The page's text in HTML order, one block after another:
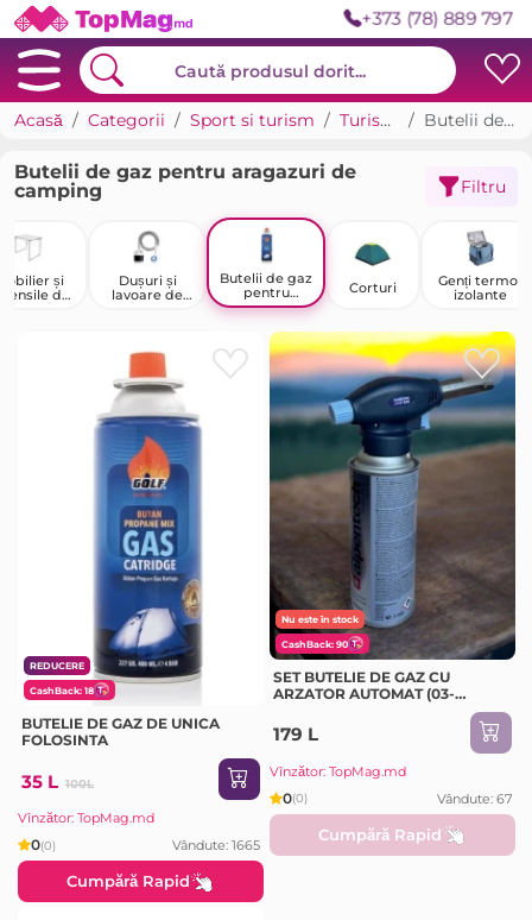
+373 (78) 889 797
Acasă Categorii Sport si turism Turism și recreere în aer liber Butelii de gaz pentru aragazuri de camping
Butelii de gaz pentru aragazuri de
camping
Filtru
și
de
Dușuri și
lavoare de
Butelii de gaz
pentru
aragazuri de
Corturi
Genți termo-
izolante
REDUCERE
CashBack: 18
BUTELIE DE GAZ DE UNICA
FOLOSINTA
35 L 100L
Vînzător: TopMag.md
0(0) Vândute: 1665
Cumpără Rapid
Nu este în stock
CashBack: 90
SET BUTELIE DE GAZ CU
ARZATOR AUTOMAT (03-
179 L
Vînzător: TopMag.md
0(0) Vândute: 67
Cumpără Rapid